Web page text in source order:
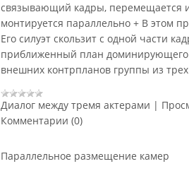
связывающий кадры, перемещается
монтируется параллельно + В этом
Его силуэт скользит с одной части
приближенный план доминирующего
внешних контрпланов группы из
Диалог между тремя актерами |
Комментарии (0)
Параллельное размещение камер